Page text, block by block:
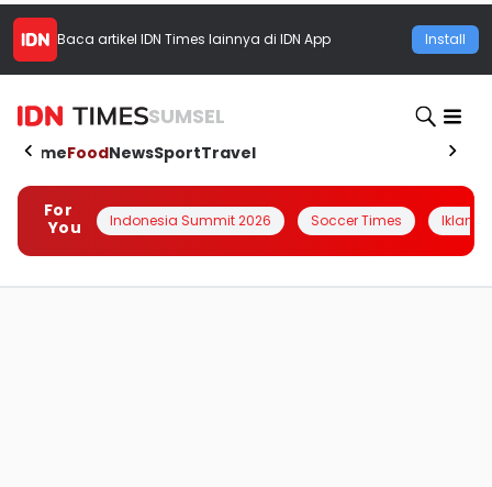
Baca artikel IDN Times lainnya di IDN App Install
SUMSEL
HomeFoodNewsSportTravel
For
You
Indonesia Summit 2026 Soccer Times Iklanin